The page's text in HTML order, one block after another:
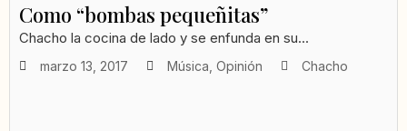
Como “bombas pequeñitas”
Chacho la cocina de lado y se enfunda en su...
marzo 13, 2017 Música Opinión Chacho